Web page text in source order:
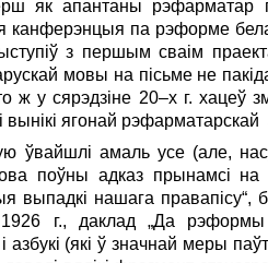
як апантаны рэфарматар
канферэнцыя па рэформе
з першым сваім
мовы на пісьме не
у сярэдзіне 20–х г. хацеў
вынікі ягонай рэфарматарскай
амаль усе (але,
поўны адказ прынамсі
выпадкі нашага
г., даклад „Да рэформы
(які ў значнай меры